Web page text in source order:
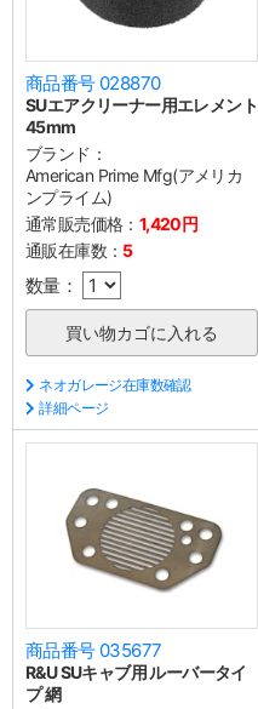
商品番号 028870
SUエアクリーナー用エレメント
45mm
ブランド：
American Prime Mfg(アメリカ
ンプライム)
通常販売価格： 1,420円
通販在庫数： 5
数量：
ネオガレージ在庫数確認
詳細ページ
商品番号 035677
R&U SUキャブ用 ルーバータイ
プ 網